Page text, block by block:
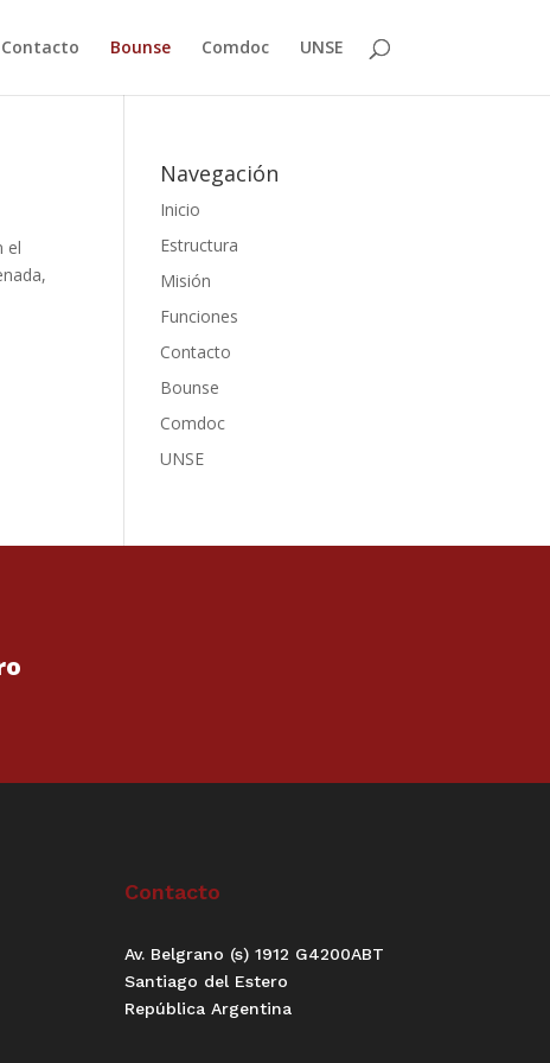
Contacto Bounse Comdoc UNSE
el
Navegación
Inicio
Estructura
Misión
Funciones
Contacto
Bounse
Comdoc
UNSE
Contacto
Av. Belgrano (s) 1912 G4200ABT
Santiago del Estero
República Argentina